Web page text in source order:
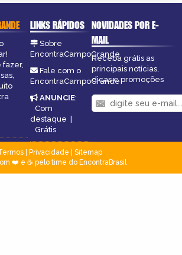
fazer,
LINKS RÁPIDOS
Sobre
EncontraCampoGrande
Fale com o
EncontraCampoGrande
ANUNCIE:
Com
destaque |
Grátis
NOVIDADES POR E-
MAIL
Receba grátis as
principais notícias,
dicas e promoções
| Privacidade
Sitemap
❤️ e ☕ pelo time do EncontraBrasil